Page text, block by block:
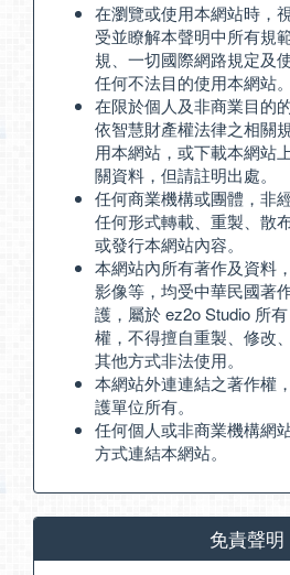
在瀏覽或使用本網站時，
受並瞭解本聲明中所有規
規、一切國際網路規定及
任何不法目的使用本網站。
在限於個人及非商業目的
依智慧財產權法律之相關
用本網站，或下載本網站
關資料，但請註明出處。
任何商業機構或團體，非
任何形式轉載、重製、散
或發行本網站內容。
本網站內所有著作及資料
影像等，均受中華民國著
護，屬於 ez2o Studio 所
權，不得擅自重製、修改
其他方式非法使用。
本網站外連連結之著作權
護單位所有。
任何個人或非商業機構網
方式連結本網站。
免責聲明